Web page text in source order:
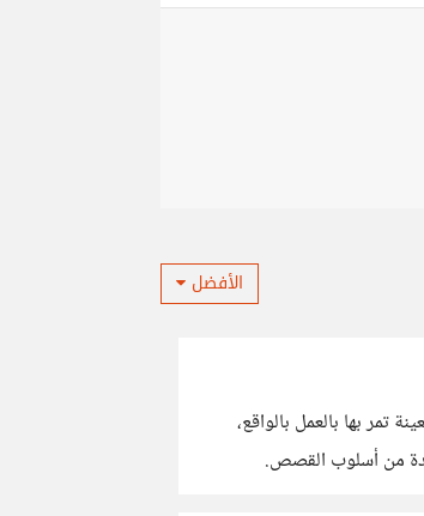
الأفضل
تمر بها بالعمل بالواقع،
من أسلوب القصص.